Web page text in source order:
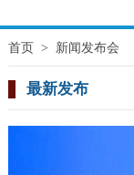
首页> 新闻发布会
最新发布